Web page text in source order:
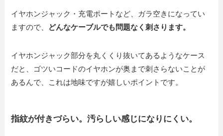
イヤホンジャック・充電ポートなど、ガラ空きになってい
ますので、 どんなケーブルでも問題なく刺さります。
イヤホンジャック部分を丸くくり抜いてあるようなケース
だと、ゴツいコードのイヤホンが奥まで刺さらないことが
あるんで、これは地味ですが嬉しいポイントです。
指紋が付きづらい。汚らしい感じになりにくい。